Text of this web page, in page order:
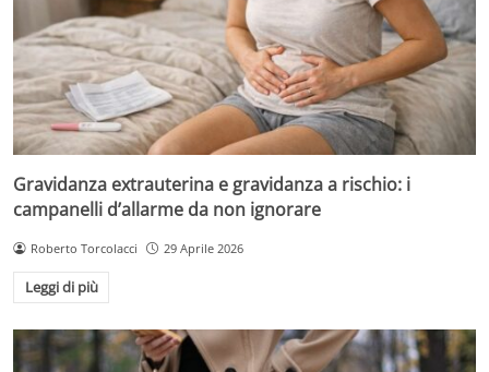
Gravidanza extrauterina e gravidanza a rischio: i
campanelli d’allarme da non ignorare
Roberto Torcolacci 29 Aprile 2026
Leggi di più